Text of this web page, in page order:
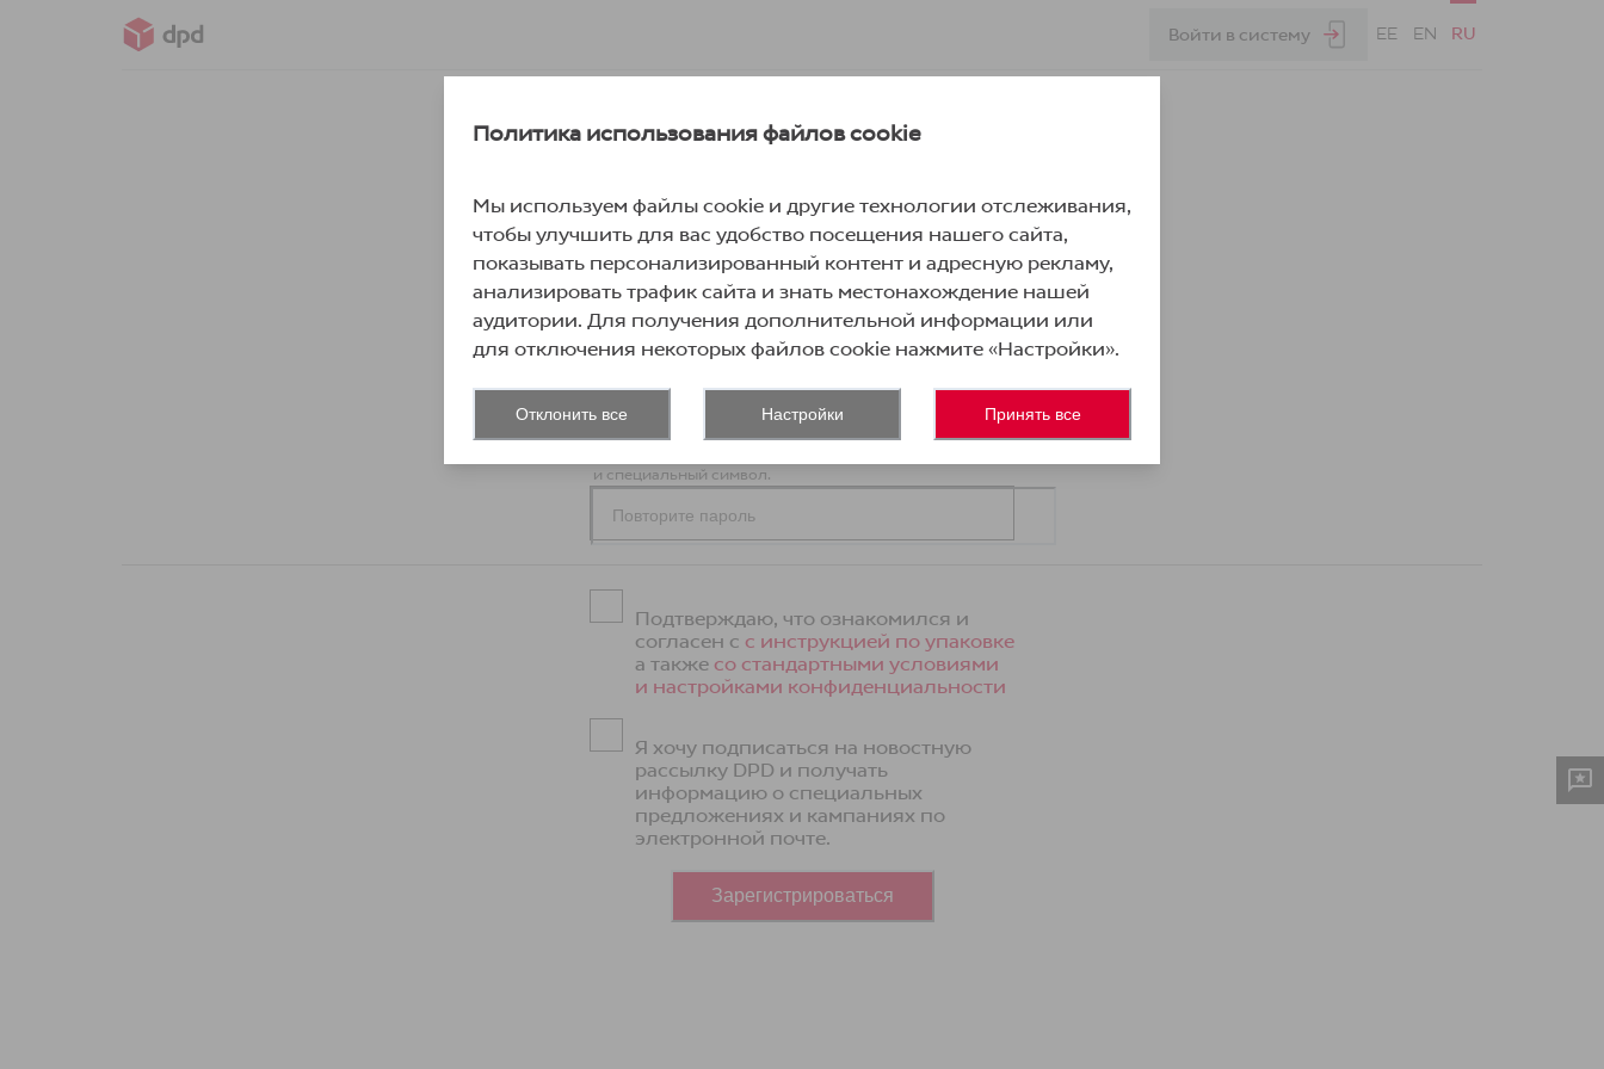
Войти в систему EE EN RU
Создать аккаунт
и специальный символ.
Подтверждаю, что ознакомился и
согласен с с инструкцией по упаковке
а также со стандартными условиями
и настройками конфиденциальности
Я хочу подписаться на новостную
рассылку DPD и получать
информацию о специальных
предложениях и кампаниях по
электронной почте.
Зарегистрироваться
Политика использования файлов cookie
Мы используем файлы cookie и другие технологии отслеживания,
чтобы улучшить для вас удобство посещения нашего сайта,
показывать персонализированный контент и адресную рекламу,
анализировать трафик сайта и знать местонахождение нашей
аудитории. Для получения дополнительной информации или
для отключения некоторых файлов cookie нажмите «Настройки».
Отклонить все Настройки Принять все